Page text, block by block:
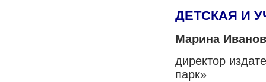
ДЕТСКАЯ И
Марина
директор
парк»